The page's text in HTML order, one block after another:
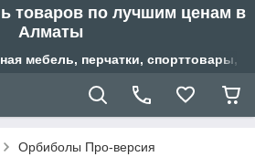
товаров по лучшим ценам в
Алматы
мебель, перчатки,
Орбиболы Про-версия